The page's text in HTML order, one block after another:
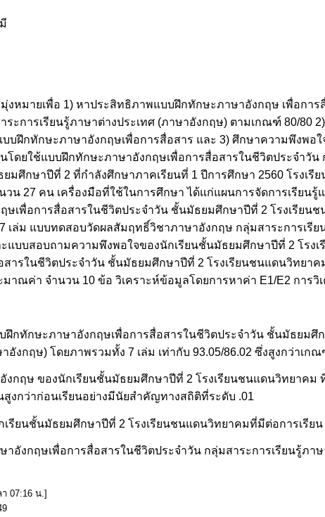
งหมายเพื่อ 1) หาประสิทธิภาพแบบฝึกทักษะภาษาอังกฤษ เพื่อกา
ะการเรียนรู้ภาษาต่างประเทศ (ภาษาอังกฤษ) ตามเกณฑ์ 80/80
บบฝึกทักษะภาษาอังกฤษเพื่อการสื่อสาร และ 3) ศึกษาความพึงพอ
โดยใช้แบบฝึกทักษะภาษาอังกฤษเพื่อการสื่อสารในชีวิตประจำวัน
มศึกษาปีที่ 2 ที่กำลังศึกษาภาคเรียนที่ 1 ปีการศึกษา 2560 โรงเ
วน 27 คน เครื่องมือที่ใช้ในการศึกษา ได้แก่แผนการจัดการเรียน
ษเพื่อการสื่อสารในชีวิตประจำวัน ชั้นมัธยมศึกษาปีที่ 2 โรงเรียน
เล่ม แบบทดสอบวัดผลสัมฤทธิ์วิชาภาษาอังกฤษ กลุ่มสาระการเรีย
ะแบบสอบถามความพึงพอใจของนักเรียนชั้นมัธยมศึกษาปีที่ 2 โรง
ารในชีวิตประจำวัน ชั้นมัธยมศึกษาปีที่ 2 โรงเรียนชนแดนวิทยาค
าณค่า จำนวน 10 ข้อ วิเคราะห์ข้อมูลโดยการหาค่า E1/E2 การวิ
ฝึกทักษะภาษาอังกฤษเพื่อการสื่อสารในชีวิตประจำวัน ชั้นมัธยมศึ
อังกฤษ) โดยภาพรวมทั้ง 7 เล่ม เท่ากับ 93.05/86.02 ซึ่งสูงกว่าเก
งกฤษ ของนักเรียนชั้นมัธยมศึกษาปีที่ 2 โรงเรียนชนแดนวิทยาคม
สูงกว่าก่อนเรียนอย่างมีนัยสำคัญทางสถิติที่ระดับ .01
เรียนชั้นมัธยมศึกษาปีที่ 2 โรงเรียนชนแดนวิทยาคมที่มีต่อการเรียน
อังกฤษเพื่อการสื่อสารในชีวิตประจำวัน กลุ่มสาระการเรียนรู้ภา
07:16 น.]